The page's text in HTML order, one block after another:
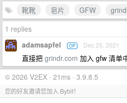
靴靴
皂片 GFW
1 replies
adamsapfel OP Dec 25, 2021
直接把 grindr.com 加入 gfw 清单
© 2026 V2EX · 21ms · 3.9.8.5
您的好友邀请您加入 Bybit！